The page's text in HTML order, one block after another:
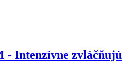
Intenzívne